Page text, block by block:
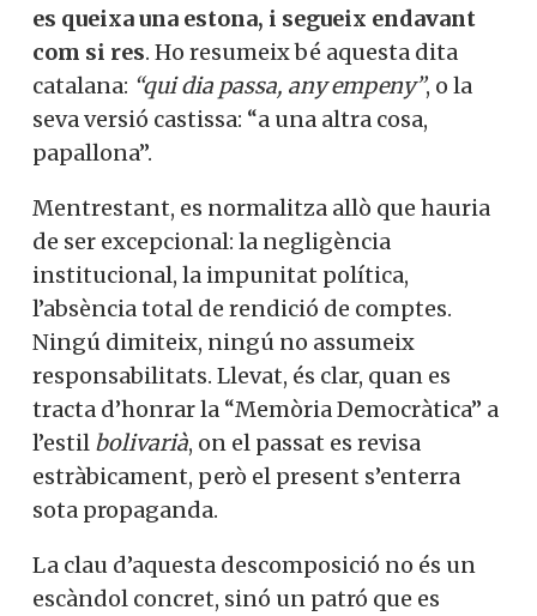
es queixa una estona, i segueix endavant
com si res. Ho resumeix bé aquesta dita
catalana: “qui dia passa, any empeny”, o la
seva versió castissa: “a una altra cosa,
papallona”.
Mentrestant, es normalitza allò que hauria
de ser excepcional: la negligència
institucional, la impunitat política,
l’absència total de rendició de comptes.
Ningú dimiteix, ningú no assumeix
responsabilitats. Llevat, és clar, quan es
tracta d’honrar la “Memòria Democràtica” a
l’estil bolivarià, on el passat es revisa
estràbicament, però el present s’enterra
sota propaganda.
La clau d’aquesta descomposició no és un
escàndol concret, sinó un patró que es